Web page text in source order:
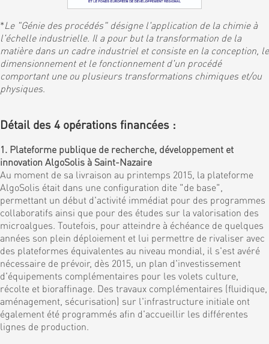
*Le "Génie des procédés" désigne l'application de la chimie à
l'échelle industrielle. Il a pour but la transformation de la
matière dans un cadre industriel et consiste en la conception, le
dimensionnement et le fonctionnement d'un procédé
comportant une ou plusieurs transformations chimiques et/ou
physiques.
Détail des 4 opérations financées :
1. Plateforme publique de recherche, développement et
innovation AlgoSolis à Saint-Nazaire
Au moment de sa livraison au printemps 2015, la plateforme
AlgoSolis était dans une configuration dite "de base",
permettant un début d'activité immédiat pour des programmes
collaboratifs ainsi que pour des études sur la valorisation des
microalgues. Toutefois, pour atteindre à échéance de quelques
années son plein déploiement et lui permettre de rivaliser avec
des plateformes équivalentes au niveau mondial, il s'est avéré
nécessaire de prévoir, dès 2015, un plan d'investissement
d'équipements complémentaires pour les volets culture,
récolte et bioraffinage. Des travaux complémentaires (fluidique,
aménagement, sécurisation) sur l'infrastructure initiale ont
également été programmés afin d'accueillir les différentes
lignes de production.